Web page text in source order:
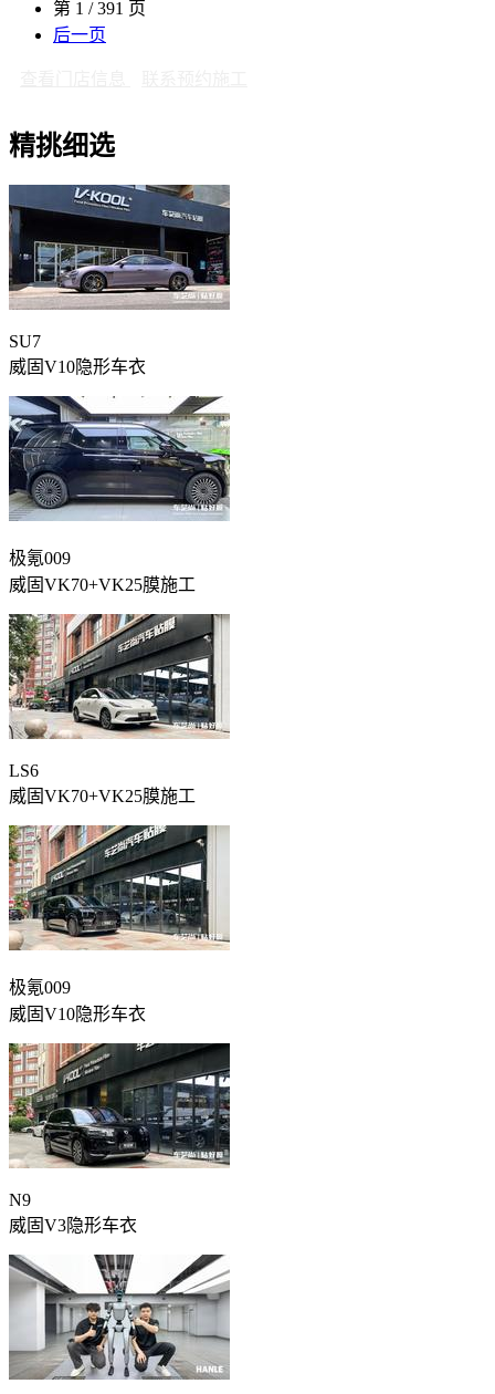
第 1 / 391 页
后一页
精挑细选
SU7
威固V10隐形车衣
极氪009
威固VK70+VK25膜施工
LS6
威固VK70+VK25膜施工
极氪009
威固V10隐形车衣
N9
威固V3隐形车衣